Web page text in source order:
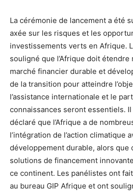
La cérémonie de lancement a été
axée sur les risques et les
investissements verts en Afrique.
souligné que l’Afrique doit étendre
marché financier durable et
de la transition pour atteindre
l’assistance internationale et le
connaissances seront essentiels.
déclaré que l’Afrique a de
l’intégration de l’action climatique
développement durable, alors que
solutions de financement
ce continent. Les panélistes ont
au bureau GIP Afrique et ont